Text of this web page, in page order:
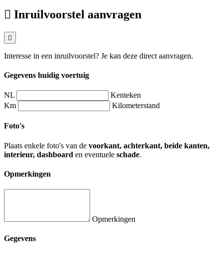
Inruilvoorstel aanvragen
Interesse in een inruilvoorstel? Je kan deze direct aanvragen.
Gegevens huidig voertuig
NL
Kenteken
Km
Kilometerstand
Foto's
Plaats enkele foto's van de voorkant, achterkant, beide kanten,
interieur, dashboard en eventuele schade.
Opmerkingen
Opmerkingen
Gegevens